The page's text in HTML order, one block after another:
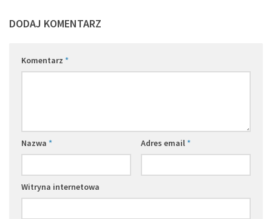
DODAJ KOMENTARZ
Komentarz *
Nazwa * Adres email*
Witryna internetowa